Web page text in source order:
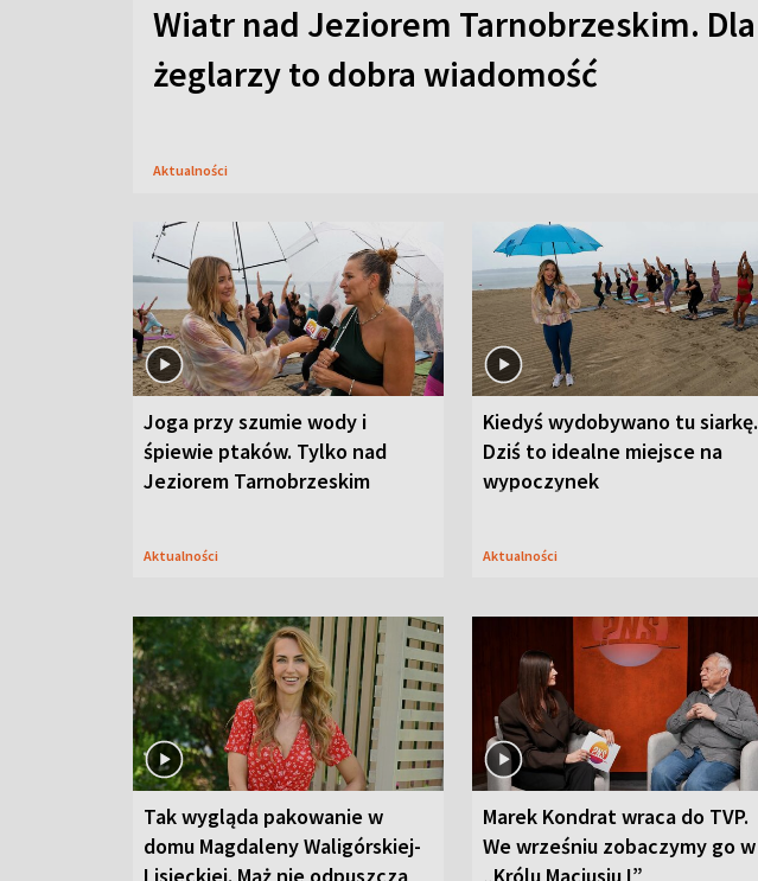
Wiatr nad Jeziorem Tarnobrzeskim. Dla
żeglarzy to dobra wiadomość
Aktualności
Joga przy szumie wody i
śpiewie ptaków. Tylko nad
Jeziorem Tarnobrzeskim
Aktualności
Kiedyś wydobywano tu siarkę.
Dziś to idealne miejsce na
wypoczynek
Aktualności
Tak wygląda pakowanie w
domu Magdaleny Waligórskiej-
Marek Kondrat wraca do TVP.
We wrześniu zobaczymy go w